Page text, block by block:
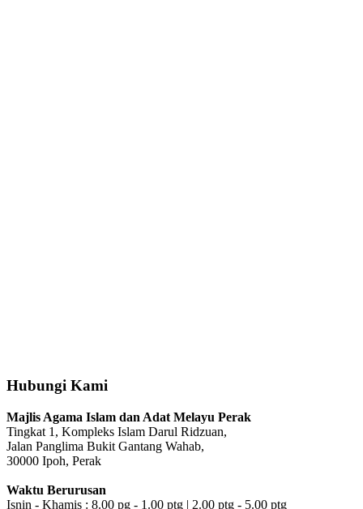
Hubungi Kami
Majlis Agama Islam dan Adat Melayu Perak
Tingkat 1, Kompleks Islam Darul Ridzuan,
Jalan Panglima Bukit Gantang Wahab,
30000 Ipoh, Perak
Waktu Berurusan
Isnin - Khamis : 8.00 pg - 1.00 ptg | 2.00 ptg - 5.00 ptg